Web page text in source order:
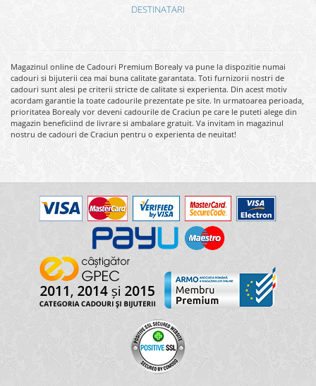
DESTINATARI
Magazinul online de Cadouri Premium Borealy va pune la dispozitie numai
cadouri si bijuterii cea mai buna calitate garantata. Toti furnizorii nostri de
cadouri sunt alesi pe criterii stricte de calitate si experienta. Din acest motiv
acordam garantie la toate cadourile prezentate pe site. In urmatoarea perioada,
prioritatea Borealy vor deveni cadourile de Craciun pe care le puteti alege din
magazin beneficiind de livrare si ambalare gratuit. Va invitam in magazinul
nostru de cadouri de Craciun pentru o experienta de neuitat!